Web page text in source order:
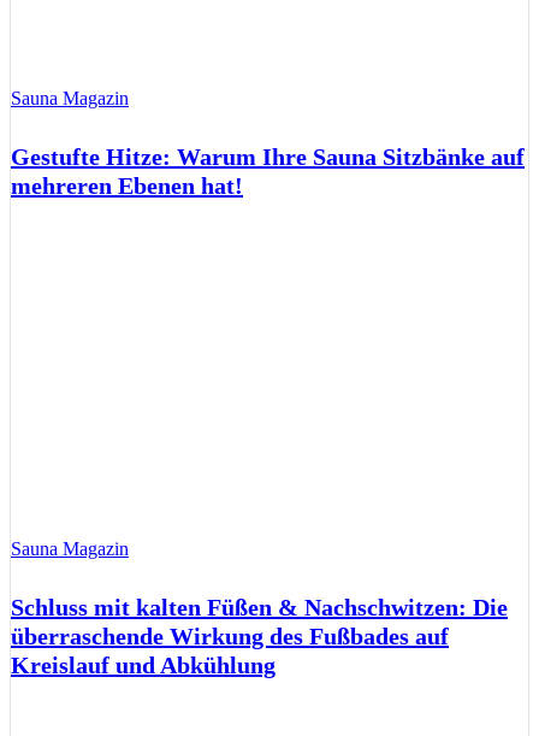
Sauna Magazin
Gestufte Hitze: Warum Ihre Sauna Sitzbänke auf
mehreren Ebenen hat!
Sauna Magazin
Schluss mit kalten Füßen & Nachschwitzen: Die
überraschende Wirkung des Fußbades auf
Kreislauf und Abkühlung